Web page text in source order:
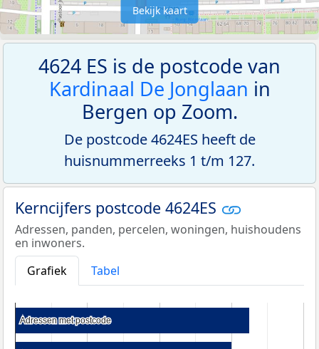
Bekijk kaart
4624 ES is de postcode van
Kardinaal De Jonglaan in
Bergen op Zoom.
De postcode 4624ES heeft de
huisnummerreeks 1 t/m 127.
Kerncijfers postcode 4624ES
Adressen, panden, percelen, woningen, huishoudens
en inwoners.
Grafiek
Tabel
Adressen met postcode
Adressen met postcode